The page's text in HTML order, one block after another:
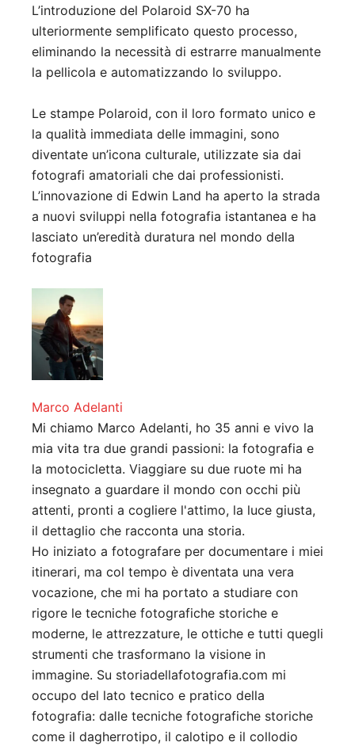
L’introduzione del Polaroid SX-70 ha
ulteriormente semplificato questo processo,
eliminando la necessità di estrarre manualmente
la pellicola e automatizzando lo sviluppo.
Le stampe Polaroid, con il loro formato unico e
la qualità immediata delle immagini, sono
diventate un’icona culturale, utilizzate sia dai
fotografi amatoriali che dai professionisti.
L’innovazione di Edwin Land ha aperto la strada
a nuovi sviluppi nella fotografia istantanea e ha
lasciato un’eredità duratura nel mondo della
fotografia
Marco Adelanti
Mi chiamo Marco Adelanti, ho 35 anni e vivo la
mia vita tra due grandi passioni: la fotografia e
la motocicletta. Viaggiare su due ruote mi ha
insegnato a guardare il mondo con occhi più
attenti, pronti a cogliere l'attimo, la luce giusta,
il dettaglio che racconta una storia.
Ho iniziato a fotografare per documentare i miei
itinerari, ma col tempo è diventata una vera
vocazione, che mi ha portato a studiare con
rigore le tecniche fotografiche storiche e
moderne, le attrezzature, le ottiche e tutti quegli
strumenti che trasformano la visione in
immagine. Su storiadellafotografia.com mi
occupo del lato tecnico e pratico della
fotografia: dalle tecniche fotografiche storiche
come il dagherrotipo, il calotipo e il collodio